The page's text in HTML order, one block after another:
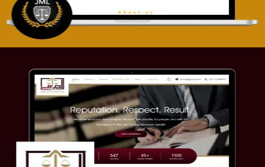
موقع الصرامي للمحاماة
التفاصيل